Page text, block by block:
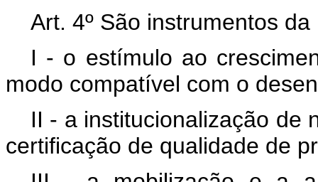
Art. 4º São instrumentos
I - o estímulo ao
modo compatível com o
II - a institucionalização de
certificação de qualidade de